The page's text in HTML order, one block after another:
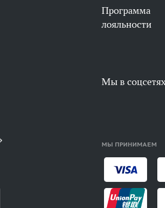
Программа
лояльности
Мы в
МЫ ПРИНИМАЕМ